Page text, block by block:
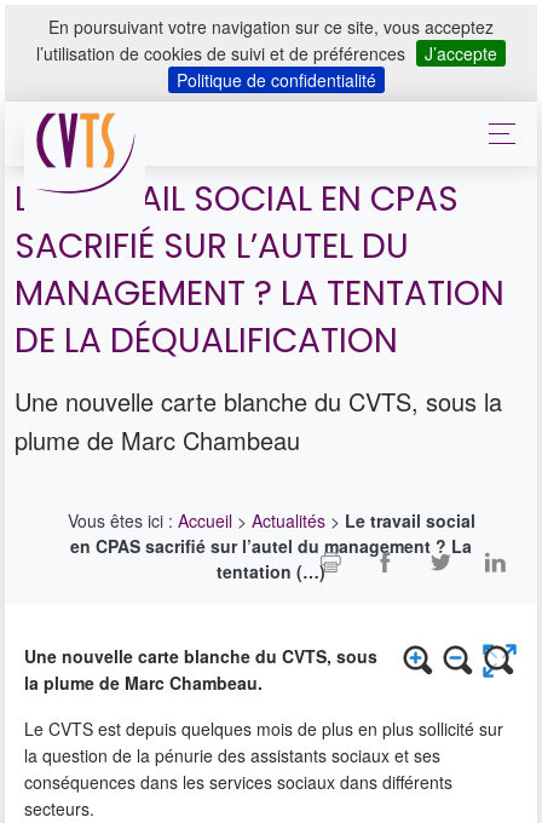
En poursuivant votre navigation sur ce site, vous acceptez
l’utilisation de cookies de suivi et de préférences
J’accepte
Politique de confidentialité
LE TRAVAIL SOCIAL EN CPAS
SACRIFIÉ SUR L’AUTEL DU
MANAGEMENT ? LA TENTATION
DE LA DÉQUALIFICATION
Une nouvelle carte blanche du CVTS, sous la
plume de Marc Chambeau
Vous êtes ici : Accueil> Actualités> Le travail social
en CPAS sacrifié sur l’autel du management ? La
tentation (…)
Une nouvelle carte blanche du CVTS, sous
la plume de Marc Chambeau.
Le CVTS est depuis quelques mois de plus en plus sollicité sur
la question de la pénurie des assistants sociaux et ses
conséquences dans les services sociaux dans différents
secteurs.